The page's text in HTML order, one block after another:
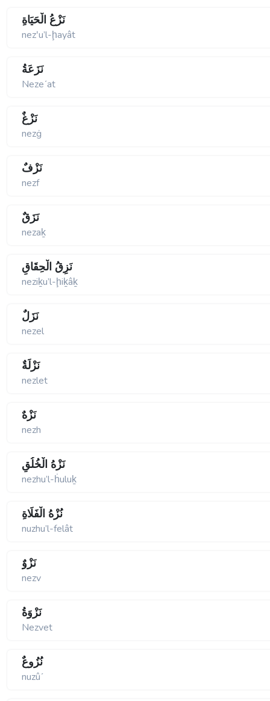
نَزْعُ الْحَيَاةِ
nezʹu’l-ḩayât
نَزَعَةُ
Nezeʹat
نَزْغٌ
nezġ
نَزْفٌ
nezf
نَزَقٌ
nezaḵ
نَزِقُ الْحِقَاقِ
neziḵu’l-ḩiḵâḵ
نَزَلٌ
nezel
نَزْلَةٌ
nezlet
نَزْهٌ
nezh
نَزْهُ الْخُلُقِ
nezhu’l-ḣuluḵ
نُزْهُ الْفَلَاةِ
nuzhu’l-felât
نَزْوٌ
nezv
نَزْوَةُ
Nezvet
نُزُوعٌ
nuzûʹ